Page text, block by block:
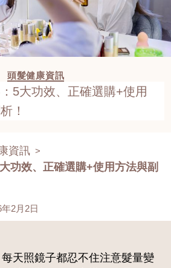
頭髮健康資訊
5大功效、正確選購+使用
！
資訊 >
功效、正確選購+使用方法與副
年2月2日
天照鏡子都忍不住注意髮量變